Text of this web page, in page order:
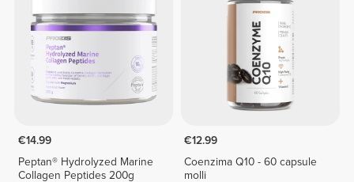
€14.99
Peptan® Hydrolyzed Marine
Collagen Peptides 200g
€12.99
Coenzima Q10 - 60 capsule
molli